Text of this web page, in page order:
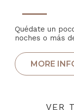
Quédate un
noches o más
VER